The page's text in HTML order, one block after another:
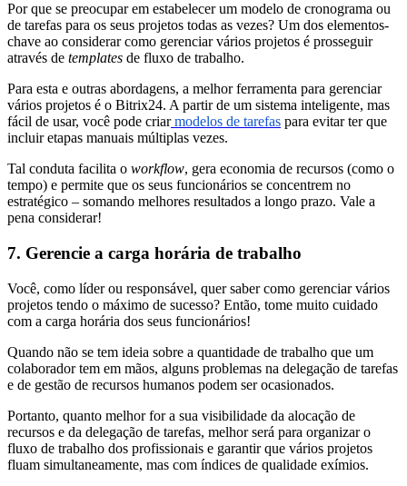
Por que se preocupar em estabelecer um modelo de cronograma ou
de tarefas para os seus projetos todas as vezes? Um dos elementos-
chave ao considerar como gerenciar vários projetos é prosseguir
através de templates de fluxo de trabalho.
Para esta e outras abordagens, a melhor ferramenta para gerenciar
vários projetos é o Bitrix24. A partir de um sistema inteligente, mas
fácil de usar, você pode criarmodelos de tarefas para evitar ter que
incluir etapas manuais múltiplas vezes.
Tal conduta facilita o workflow, gera economia de recursos (como o
tempo) e permite que os seus funcionários se concentrem no
estratégico – somando melhores resultados a longo prazo. Vale a
pena considerar!
7. Gerencie a carga horária de trabalho
Você, como líder ou responsável, quer saber como gerenciar vários
projetos tendo o máximo de sucesso? Então, tome muito cuidado
com a carga horária dos seus funcionários!
Quando não se tem ideia sobre a quantidade de trabalho que um
colaborador tem em mãos, alguns problemas na delegação de tarefas
e de gestão de recursos humanos podem ser ocasionados.
Portanto, quanto melhor for a sua visibilidade da alocação de
recursos e da delegação de tarefas, melhor será para organizar o
fluxo de trabalho dos profissionais e garantir que vários projetos
fluam simultaneamente, mas com índices de qualidade exímios.